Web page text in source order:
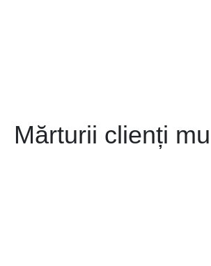
Mărturii clienți